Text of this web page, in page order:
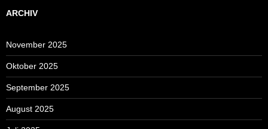
ARCHIV
November 2025
Oktober 2025
September 2025
August 2025